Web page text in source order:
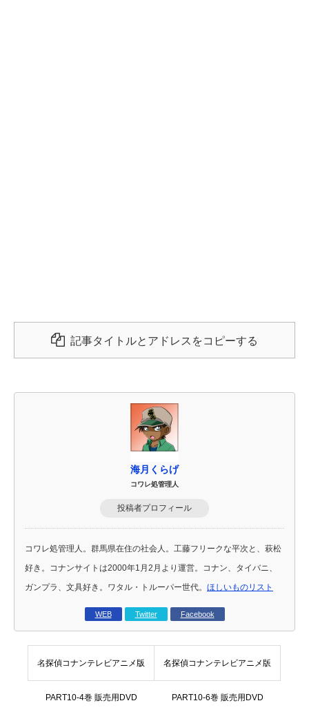
記事タイトルとアドレスをコピーする
海月くらげ
コワレ処管理人
投稿者プロフィール
コワレ処管理人。群馬県在住の社会人。工藤フリークな平次と、萩松
好き。コナンサイトは2000年1月2月より運営。コナン、タイバニ、
ガンプラ、文具好き。ワタル・トルーパー世代。 ほしいものリスト
WEB Twitter Facebook
名探偵コナンテレビアニメ版
PART10-4巻 販売用DVD
名探偵コナンテレビアニメ版
PART10-6巻 販売用DVD